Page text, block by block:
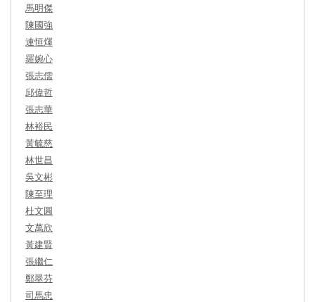
馬明傑
陳國強
連恒煇
羅婉心
張志儒
邱偉哲
張志華
林裕民
黃毓慈
林世昌
吳文彬
陳至理
杜文圓
文萬欣
黃建賢
張繼仁
鄭翠芬
司馬忠